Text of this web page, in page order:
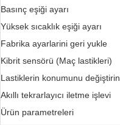
Basınç eşiği ayarı
Yüksek sıcaklık eşiği ayarı
Fabrika ayarlarini geri yukle
Kibrit sensörü (Maç lastikleri)
Lastiklerin konumunu değiştirin
Akıllı tekrarlayıcı iletme işlevi
Ürün parametreleri